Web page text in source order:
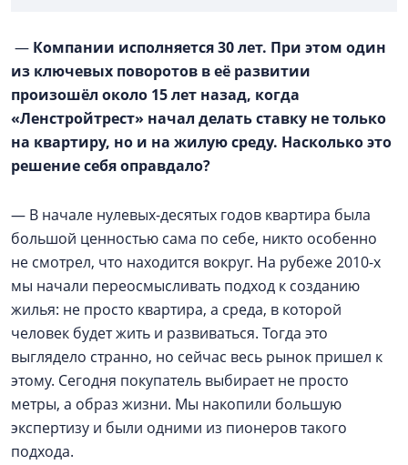
— Компании исполняется 30 лет. При этом один
из ключевых поворотов в её развитии
произошёл около 15 лет назад, когда
«Ленстройтрест» начал делать ставку не только
на квартиру, но и на жилую среду. Насколько это
решение себя оправдало?
— В начале нулевых-десятых годов квартира была
большой ценностью сама по себе, никто особенно
не смотрел, что находится вокруг. На рубеже 2010-х
мы начали переосмысливать подход к созданию
жилья: не просто квартира, а среда, в которой
человек будет жить и развиваться. Тогда это
выглядело странно, но сейчас весь рынок пришел к
этому. Сегодня покупатель выбирает не просто
метры, а образ жизни. Мы накопили большую
экспертизу и были одними из пионеров такого
подхода.